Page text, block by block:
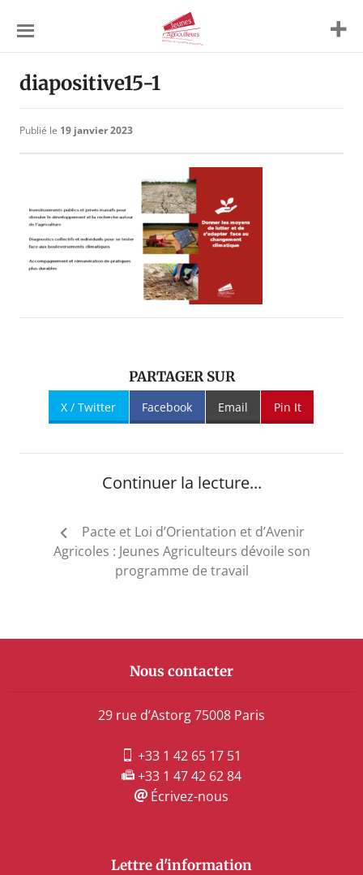
Agriculteurs
diapositive15-1
Publié le 19 janvier 2023
PARTAGER SUR
X / Twitter Facebook Email Pin It
Continuer la lecture...
Navigation
Pacte et Loi d’Orientation et d’Avenir
Agricoles : Jeunes Agriculteurs dévoile son
programme de travail
Nous contacter
29 rue d’Astorg 75008 Paris
+33 1 42 65 17 51
+33 1 47 42 62 84
Écrivez-nous
Lettre d'information